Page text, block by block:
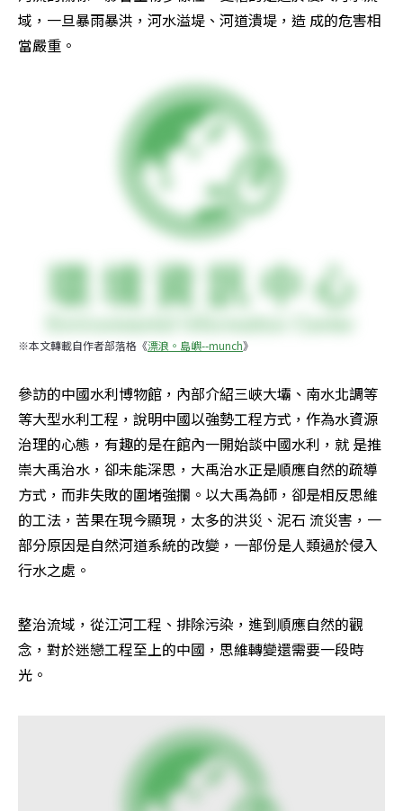
域，一旦暴雨暴洪，河水溢堤、河道潰堤，造 成的危害相
當嚴重。
※本文轉載自作者部落格《漂浪。島嶼--munch》
參訪的中國水利博物館，內部介紹三峽大壩、南水北調等
等大型水利工程，說明中國以強勢工程方式，作為水資源
治理的心態，有趣的是在館內一開始談中國水利，就 是推
崇大禹治水，卻未能深思，大禹治水正是順應自然的疏導
方式，而非失敗的圍堵強攔。以大禹為師，卻是相反思維
的工法，苦果在現今顯現，太多的洪災、泥石 流災害，一
部分原因是自然河道系統的改變，一部份是人類過於侵入
行水之處。
整治流域，從江河工程、排除污染，進到順應自然的觀
念，對於迷戀工程至上的中國，思維轉變還需要一段時
光。